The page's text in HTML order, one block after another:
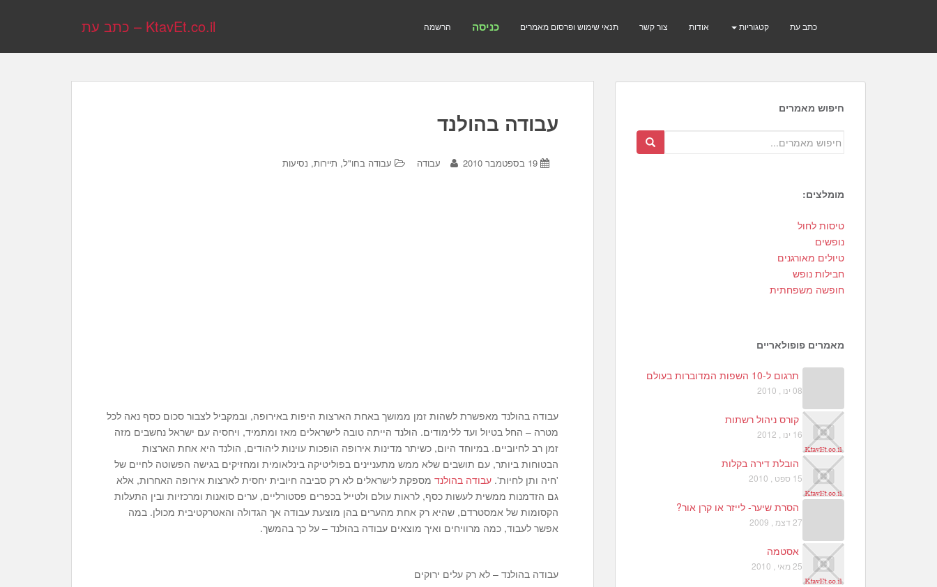
KtavEt.co.il – כתב עת הרשמה כניסה תנאי שימוש ופרסום מאמרים צור קשר אודות קטגוריות כתב עת
עבודה בהולנד
19 בספטמבר 2010 עבודה עבודה בחו"ל, תיירות, נסיעות
עבודה בהולנד מאפשרת לשהות זמן ממושך באחת הארצות היפות באירופה, ובמקביל לצבור סכום כסף נאה לכל
מטרה – החל בטיול ועד ללימודים. הולנד הייתה טובה לישראלים מאז ומתמיד, ויחסיה עם ישראל נחשבים מזה
זמן רב לחיוביים. במיוחד היום, כשיתר מדינות אירופה הופכות עוינות ליהודים, הולנד היא אחת הארצות
הבטוחות ביותר, עם תושבים שלא ממש מתעניינים בפוליטיקה בינלאומית ומחזיקים בגישה הפשוטה לחיים של
'חיה ותן לחיות'. עבודה בהולנד מספקת לישראלים לא רק סביבה חיובית יחסית לארצות אירופה האחרות, אלא
גם הזדמנות ממשית לעשות כסף, לראות עולם ולטייל בכפרים פסטורליים, ערים סואנות ומרכזיות ובין התעלות
הקסומות של אמסטרדם, שהיא רק אחת מהערים בהן מוצעת עבודה אך הגדולה והאטרקטיבית מכולן. במה
אפשר לעבוד, כמה מרוויחים ואיך מוצאים עבודה בהולנד – על כך בהמשך.
עבודה בהולנד – לא רק עלים ירוקים
חיפוש מאמרים
מומלצים:
3
1
0
טיסות לחול
נופשים
טיולים מאורגנים
חבילות נופש
חופשה משפחתית
מאמרים פופולאריים
תרגום ל-10 השפות המדוברות בעולם
08 ינו , 2010
קורס ניהול רשתות
16 ינו , 2012
הובלת דירה בקלות
15 ספט , 2010
הסרת שיער- לייזר או קרן אור?
27 דצמ , 2009
אסטמה
25 מאי , 2010